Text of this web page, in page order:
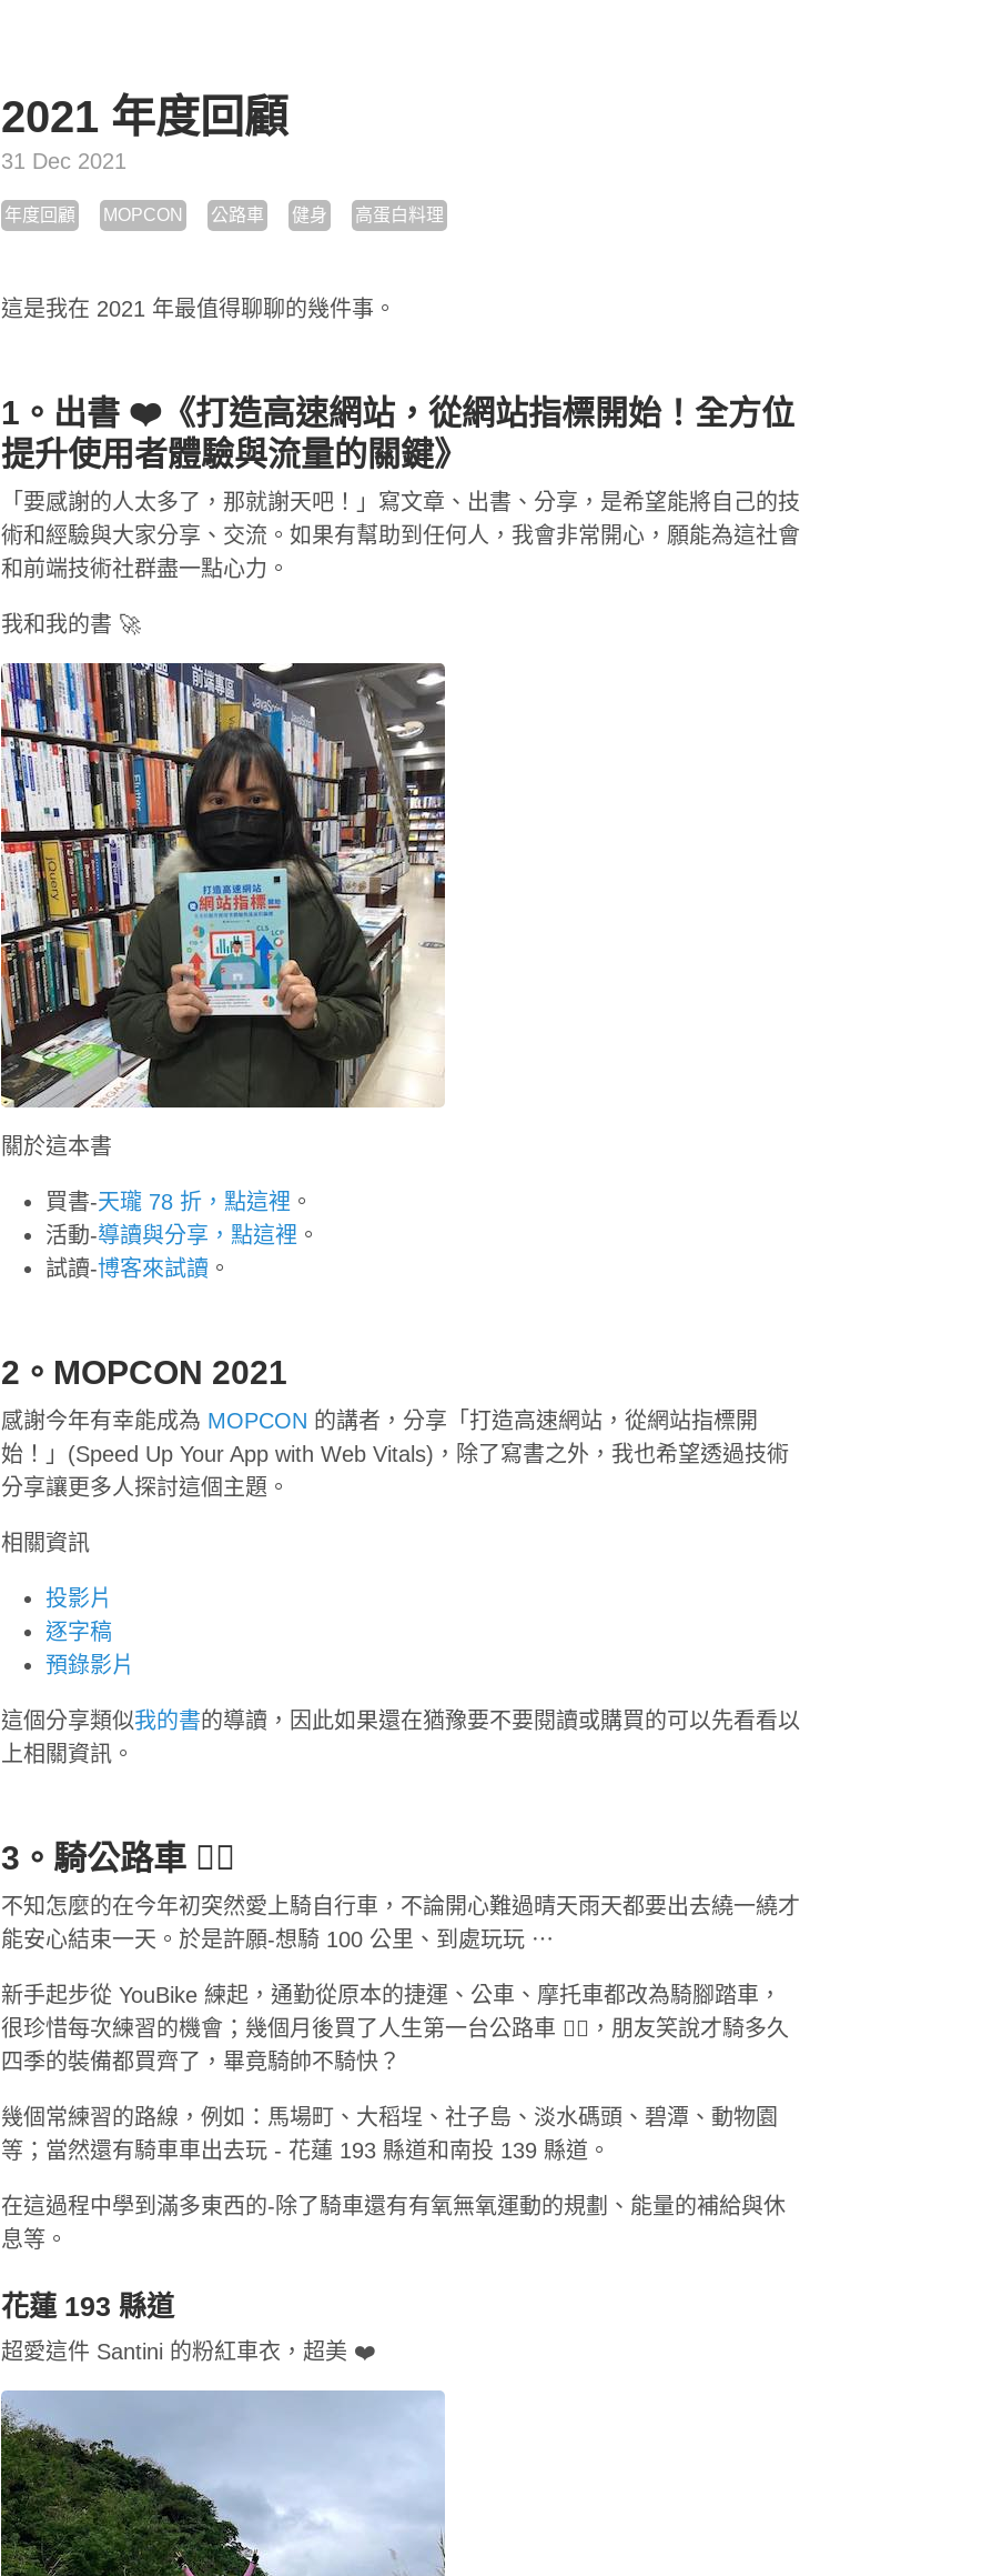
2021 年度回顧
31 Dec 2021
年度回顧 MOPCON 公路車 健身 高蛋白料理
這是我在 2021 年最值得聊聊的幾件事。
1。出書 ❤️《打造高速網站，從網站指標開始！全方位
提升使用者體驗與流量的關鍵》
「要感謝的人太多了，那就謝天吧！」寫文章、出書、分享，是希望能將自己的技
術和經驗與大家分享、交流。如果有幫助到任何人，我會非常開心，願能為這社會
和前端技術社群盡一點心力。
我和我的書 🚀
關於這本書
買書-天瓏 78 折，點這裡 。
活動-導讀與分享，點這裡 。
試讀-博客來試讀 。
2。MOPCON 2021
感謝今年有幸能成為 MOPCON 的講者，分享「打造高速網站，從網站指標開
始！」(Speed Up Your App with Web Vitals)，除了寫書之外，我也希望透過技術
分享讓更多人探討這個主題。
相關資訊
投影片
逐字稿
預錄影片
這個分享類似我的書的導讀，因此如果還在猶豫要不要閱讀或購買的可以先看看以
上相關資訊。
3。騎公路車 🚴‍♀️
不知怎麼的在今年初突然愛上騎自行車，不論開心難過晴天雨天都要出去繞一繞才
能安心結束一天。於是許願-想騎 100 公里、到處玩玩 ⋯
新手起步從 YouBike 練起，通勤從原本的捷運、公車、摩托車都改為騎腳踏車，
很珍惜每次練習的機會；幾個月後買了人生第一台公路車 🚴‍♀️，朋友笑說才騎多久
四季的裝備都買齊了，畢竟騎帥不騎快？
幾個常練習的路線，例如：馬場町、大稻埕、社子島、淡水碼頭、碧潭、動物園
等；當然還有騎車車出去玩 - 花蓮 193 縣道和南投 139 縣道。
在這過程中學到滿多東西的-除了騎車還有有氧無氧運動的規劃、能量的補給與休
息等。
花蓮 193 縣道
超愛這件 Santini 的粉紅車衣，超美 ❤️